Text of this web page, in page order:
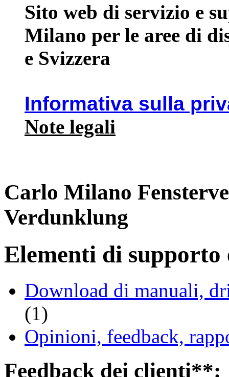
Sito web di servizio e
Milano per le aree di
e Svizzera
Informativa sulla
Note legali
Carlo Milano
Verdunklung
Elementi di supporto
Download di manuali,
(1)
Opinioni, feedback,
Feedback dei clienti**: